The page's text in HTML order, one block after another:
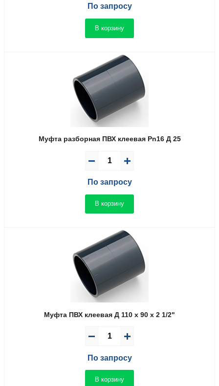
По запросу
В корзину
Муфта разборная ПВХ клеевая Pn16 Д 25
По запросу
В корзину
Муфта ПВХ клеевая Д 110 x 90 x 2 1/2"
По запросу
В корзину